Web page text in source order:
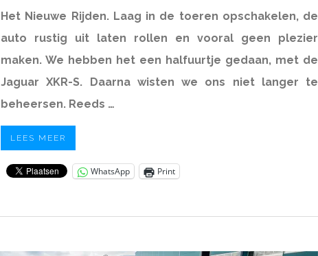
Het Nieuwe Rijden.Laag in de toeren opschakelen, de
auto rustig uit laten rollen en vooral geen plezier
maken. We hebben het een halfuurtje gedaan, met de
Jaguar XKR-S. Daarna wisten we ons niet langer te
beheersen. Reeds …
LEES MEER
WhatsApp Print